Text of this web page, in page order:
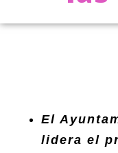
El
lidera el